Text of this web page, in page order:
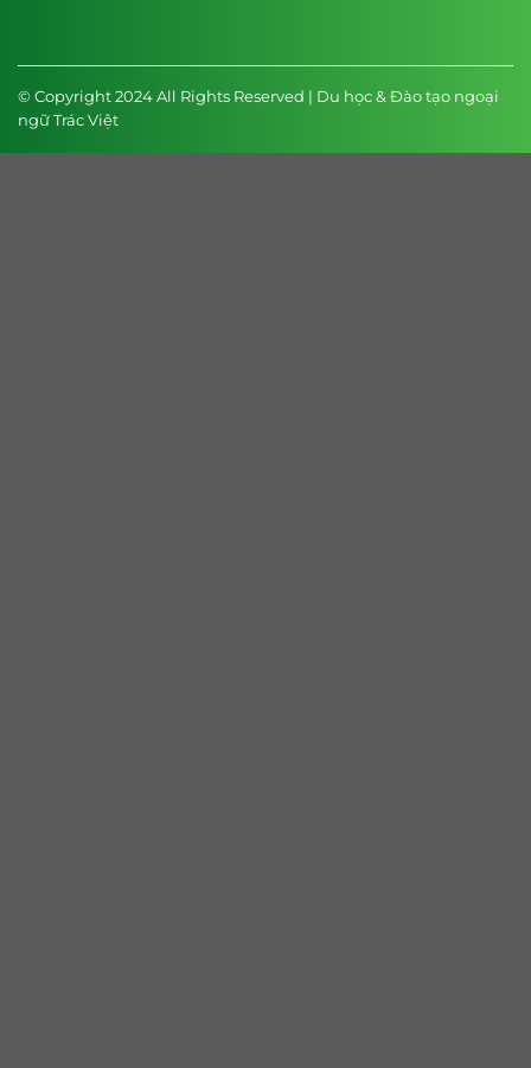
© Copyright 2024 All Rights Reserved | Du học & Đào tạo ngoại
ngữ Trác Việt